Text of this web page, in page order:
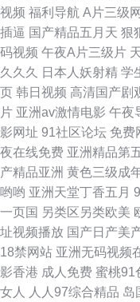
视频 福利导航 A片三级
插逼 国产精品五月天 狠
码视频 午夜A片三级片
久久久
日本人妖射精 学
页 韩日视频 高清国产剧
片 亚洲av激情电影 午夜
影网址 91社区论坛 免费
夜在线免费 亚洲精品第
产精品亚洲 黄色三级成
哟哟 亚洲天堂丁香五月
一页国 另类区另类欧美
址视频播放 国产日产美
18禁网站 亚洲无码视频
影香港 成人免费 蜜桃91
女人
人人97综合精品 岛